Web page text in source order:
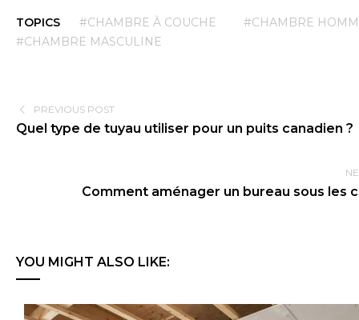
TOPICS #CHAMBRE À COUCHE
#CHAMBRE
#CHAMBRE MASCULINE
PREVIOUS POST
Quel type de tuyau utiliser pour un puits canadien ?
Comment aménager un bureau sous les
YOU MIGHT ALSO LIKE: